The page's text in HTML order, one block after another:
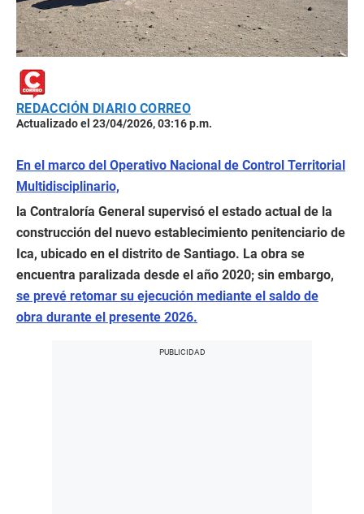
REDACCIÓN DIARIO CORREO
Actualizado el 23/04/2026, 03:16 p.m.
En el marco del Operativo Nacional de Control Territorial
Multidisciplinario,
la Contraloría General supervisó el estado actual de la
construcción del nuevo establecimiento penitenciario de
Ica, ubicado en el distrito de Santiago. La obra se
encuentra paralizada desde el año 2020; sin embargo,
se prevé retomar su ejecución mediante el saldo de
obra durante el presente 2026.